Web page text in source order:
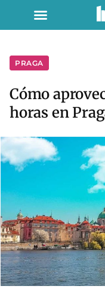
PRAGA
Cómo
horas en